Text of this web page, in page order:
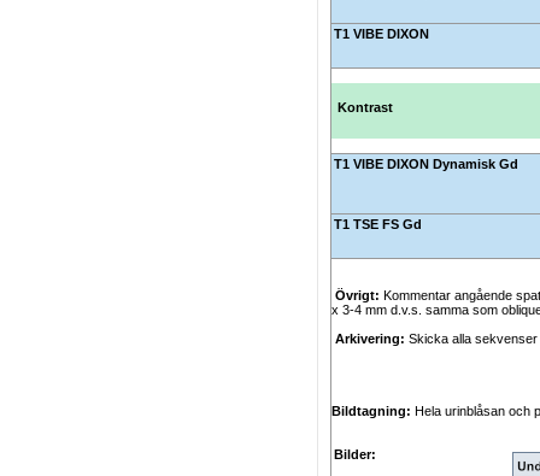
T1 VIBE DIXON
Kontrast
T1 VIBE DIXON Dynamisk Gd
T1 TSE FS Gd
Övrigt: Kommentar angående
x 3-4 mm d.v.s. samma som
Arkivering: Skicka alla
Bildtagning: Hela urinblåsan och
Bilder: